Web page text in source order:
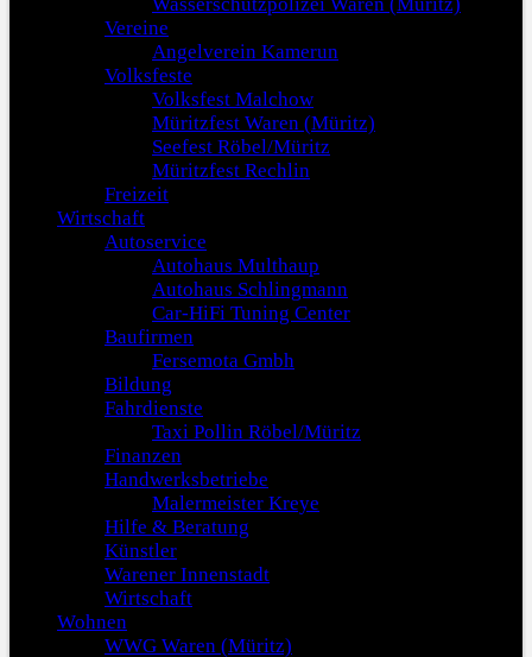
Vereine
Angelverein Kamerun
Volksfeste
Volksfest Malchow
Müritzfest Waren (Müritz)
Seefest Röbel/Müritz
Müritzfest Rechlin
Freizeit
Wirtschaft
Autoservice
Autohaus Multhaup
Autohaus Schlingmann
Car-HiFi Tuning Center
Baufirmen
Fersemota Gmbh
Bildung
Fahrdienste
Taxi Pollin Röbel/Müritz
Finanzen
Handwerksbetriebe
Malermeister Kreye
Hilfe & Beratung
Künstler
Warener Innenstadt
Wirtschaft
Wohnen
WWG Waren (Müritz)